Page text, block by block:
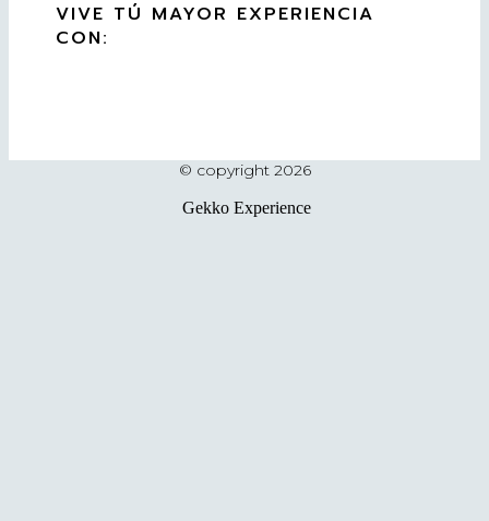
VIVE TÚ MAYOR EXPERIENCIA
CON:
© copyright 2026
Gekko Experience